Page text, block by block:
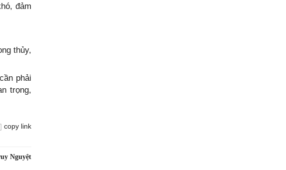
đảm
thủy,
phải
trọng,
copy link
Nguyệt